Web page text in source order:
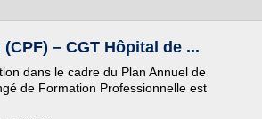
– CGT Hôpital de ...
dans le cadre du Plan Annuel de
de Formation Professionnelle est